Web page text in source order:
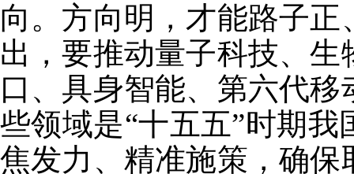
向。方向明，才能路子
出，要推动量子科技、
口、具身智能、第六代
些领域是“十五五”时期
焦发力、精准施策，确